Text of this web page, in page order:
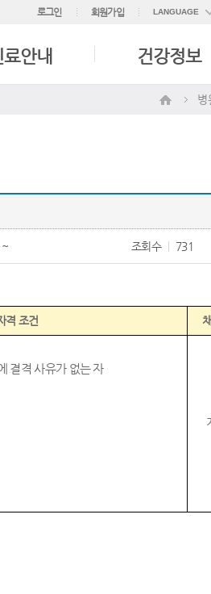
로그인 회원가입 LANGUAGE
中國語
료안내 건강정보
병
조회수 731
격 조건
결격 사유가 없는 자